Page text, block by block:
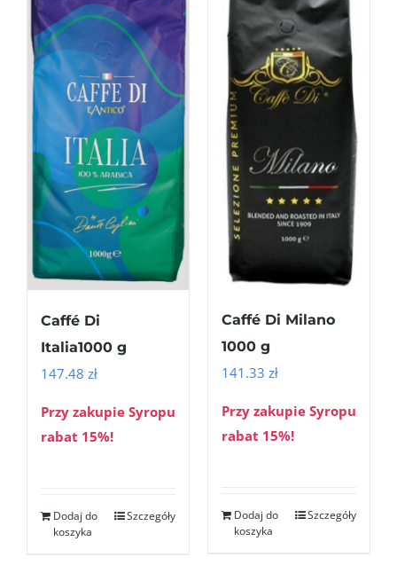
Caffé Di
Italia1000 g
147.48 zł
Przy zakupie Syropu
rabat 15%!
Dodaj do
koszyka
Szczegóły
Caffé Di Milano
1000 g
141.33 zł
Przy zakupie Syropu
rabat 15%!
Dodaj do
koszyka
Szczegóły